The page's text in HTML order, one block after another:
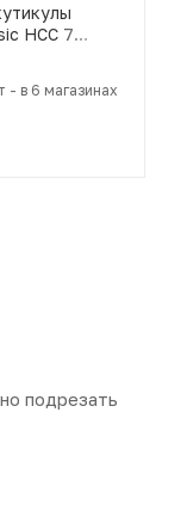
НСС 7
- в 6 магазинах
подрезать